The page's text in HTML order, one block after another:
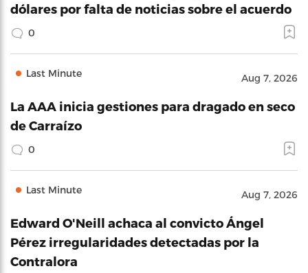
dólares por falta de noticias sobre el acuerdo
0
Last Minute Aug 7, 2026
La AAA inicia gestiones para dragado en seco
de Carraízo
0
Last Minute Aug 7, 2026
Edward O'Neill achaca al convicto Ángel
Pérez irregularidades detectadas por la
Contralora